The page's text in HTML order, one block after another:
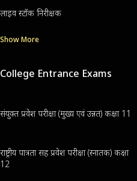
लाइव स्टॉक निरीक्षक
Show More
College Entrance Exams
संयुक्त प्रवेश परीक्षा (मुख्य एवं उन्नत) कक्षा 11
राष्ट्रीय पात्रता सह प्रवेश परीक्षा (स्नातक) कक्षा
12